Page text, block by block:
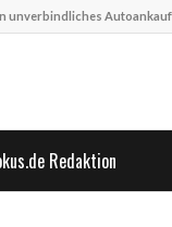
unverbindliches
Redaktion